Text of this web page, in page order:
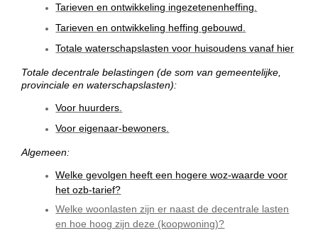
Tarieven en ontwikkeling ingezetenenheffing.
Tarieven en ontwikkeling heffing gebouwd.
Totale waterschapslasten voor huisoudens vanaf hier
Totale decentrale belastingen (de som van gemeentelijke,
provinciale en waterschapslasten):
Voor huurders.
Voor eigenaar-bewoners.
Algemeen:
Welke gevolgen heeft een hogere woz-waarde voor
het ozb-tarief?
Welke woonlasten zijn er naast de decentrale lasten
en hoe hoog zijn deze (koopwoning)?